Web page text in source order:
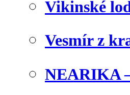
Vikinské
Vesmír z
NEARIKA